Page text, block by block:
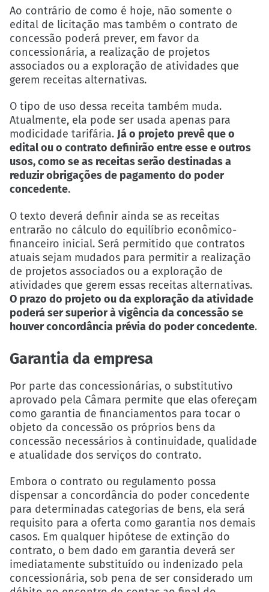
Ao contrário de como é hoje, não somente o
edital de licitação mas também o contrato de
concessão poderá prever, em favor da
concessionária, a realização de projetos
associados ou a exploração de atividades que
gerem receitas alternativas.
O tipo de uso dessa receita também muda.
Atualmente, ela pode ser usada apenas para
modicidade tarifária. Já o projeto prevê que o
edital ou o contrato definirão entre esse e outros
usos, como se as receitas serão destinadas a
reduzir obrigações de pagamento do poder
concedente.
O texto deverá definir ainda se as receitas
entrarão no cálculo do equilíbrio econômico-
financeiro inicial. Será permitido que contratos
atuais sejam mudados para permitir a realização
de projetos associados ou a exploração de
atividades que gerem essas receitas alternativas.
O prazo do projeto ou da exploração da atividade
poderá ser superior à vigência da concessão se
houver concordância prévia do poder concedente.
Garantia da empresa
Por parte das concessionárias, o substitutivo
aprovado pela Câmara permite que elas ofereçam
como garantia de financiamentos para tocar o
objeto da concessão os próprios bens da
concessão necessários à continuidade, qualidade
e atualidade dos serviços do contrato.
Embora o contrato ou regulamento possa
dispensar a concordância do poder concedente
para determinadas categorias de bens, ela será
requisito para a oferta como garantia nos demais
casos. Em qualquer hipótese de extinção do
contrato, o bem dado em garantia deverá ser
imediatamente substituído ou indenizado pela
concessionária, sob pena de ser considerado um